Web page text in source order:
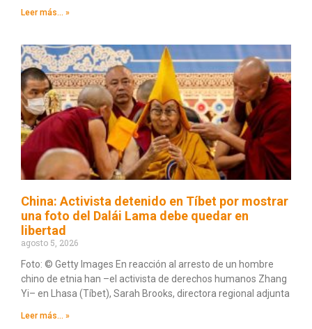
Leer más... »
China: Activista detenido en Tíbet por mostrar
una foto del Dalái Lama debe quedar en
libertad
agosto 5, 2026
Foto: © Getty Images En reacción al arresto de un hombre
chino de etnia han –el activista de derechos humanos Zhang
Yi– en Lhasa (Tíbet), Sarah Brooks, directora regional adjunta
Leer más... »